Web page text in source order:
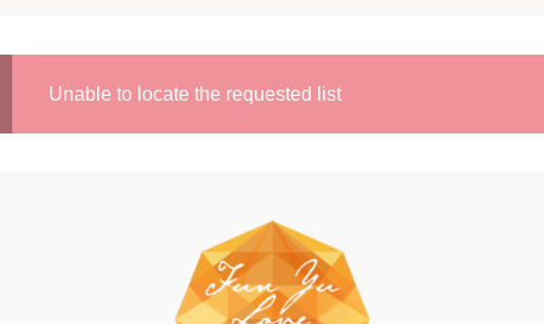
Unable to locate the requested list